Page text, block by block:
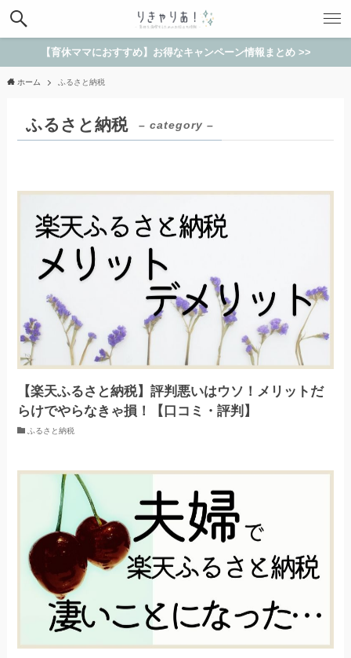
【育休ママにおすすめ】お得なキャンペーン情報まとめ >>
ホーム ふるさと納税
ふるさと納税 – category –
【楽天ふるさと納税】評判悪いはウソ！メリットだ
らけでやらなきゃ損！【口コミ・評判】
ふるさと納税